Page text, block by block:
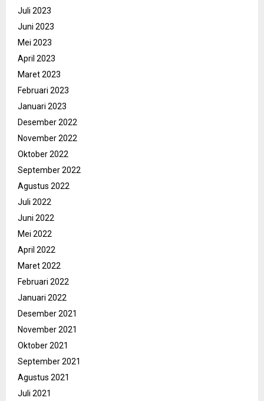
Juli 2023
Juni 2023
Mei 2023
April 2023
Maret 2023
Februari 2023
Januari 2023
Desember 2022
November 2022
Oktober 2022
September 2022
Agustus 2022
Juli 2022
Juni 2022
Mei 2022
April 2022
Maret 2022
Februari 2022
Januari 2022
Desember 2021
November 2021
Oktober 2021
September 2021
Agustus 2021
Juli 2021